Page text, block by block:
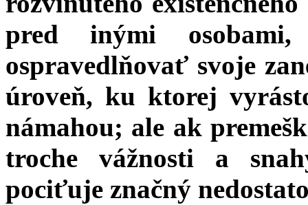
pred inými
ospravedlňovať svoje
úroveň, ku ktorej
námahou; ale ak
troche vážnosti a
pociťuje značný